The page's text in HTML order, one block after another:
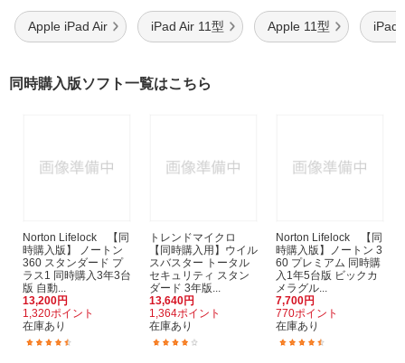
Apple iPad Air iPad Air 11型 Apple 11型 iPad
同時購入版ソフト一覧はこちら
Norton Lifelock 【同
時購入版】 ノートン
360 スタンダード プ
ラス1 同時購入3年3台
版 自動...
13,200円
1,320ポイント
在庫あり
トレンドマイクロ
【同時購入用】ウイル
スバスター トータル
セキュリティ スタン
ダード 3年版...
13,640円
1,364ポイント
在庫あり
Norton Lifelock 【同
時購入版】ノートン 3
60 プレミアム 同時購
入1年5台版 ビックカ
メラグル...
7,700円
770ポイント
在庫あり